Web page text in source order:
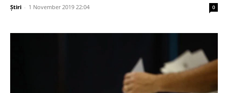
Știri - 1 November 2019 22:04 0